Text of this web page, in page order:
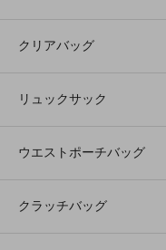
クリアバッグ
リュックサック
ウエストポーチバッグ
クラッチバッグ